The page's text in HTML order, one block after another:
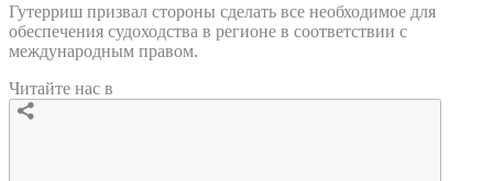
Гутерриш призвал стороны сделать все необходимое для
обеспечения судоходства в регионе в соответствии с
международным правом.
Читайте нас в